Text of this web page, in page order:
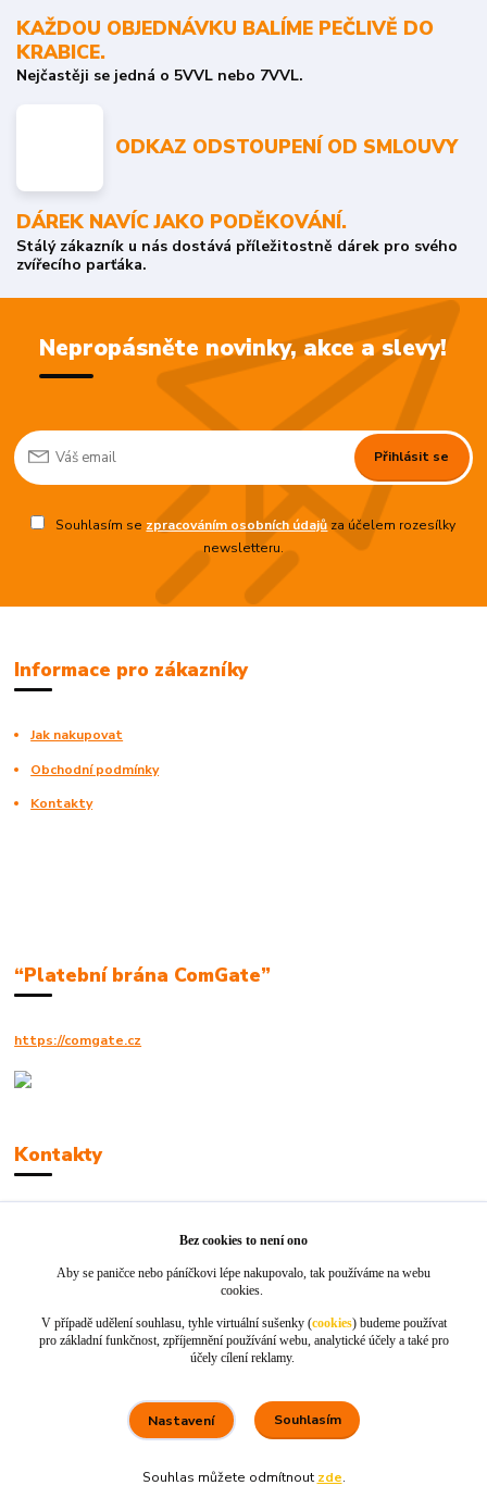
KAŽDOU OBJEDNÁVKU BALÍME PEČLIVĚ DO
KRABICE.
Nejčastěji se jedná o 5VVL nebo 7VVL.
ODKAZ ODSTOUPENÍ OD SMLOUVY
DÁREK NAVÍC JAKO PODĚKOVÁNÍ.
Stálý zákazník u nás dostává příležitostně dárek pro svého
zvířecího parťáka.
Nepropásněte novinky, akce a slevy!
Přihlásit se
Souhlasím se zpracováním osobních údajůza účelem rozesílky
newsletteru.
Informace pro zákazníky
Jak nakupovat
Obchodní podmínky
Kontakty
“Platební brána ComGate”
https://comgate.cz
Kontakty
info@jackie-shop.cz
Vytvořeno na Eshop-rychle.cz
Bez cookies to není ono
Aby se paničce nebo páníčkovi lépe nakupovalo, tak používáme na webu
cookies.
V případě udělení souhlasu, tyhle virtuální sušenky (cookies) budeme používat
pro základní funkčnost, zpříjemnění používání webu, analytické účely a také pro
účely cílení reklamy.
Nastavení Souhlasím
Souhlas můžete odmítnout zde.
5. srpna
100 %★★★★★